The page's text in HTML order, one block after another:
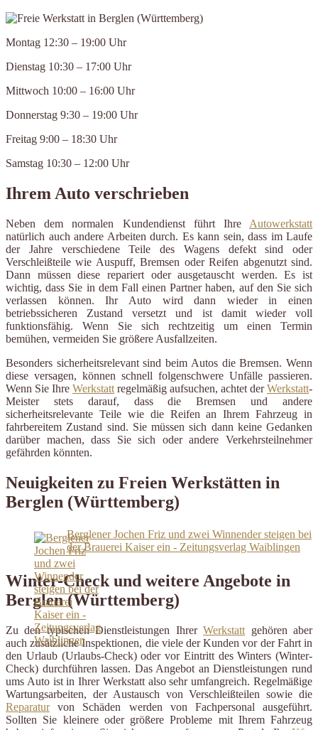
Montag 12:30 – 19:00 Uhr
Dienstag 10:30 – 17:00 Uhr
Mittwoch 10:00 – 16:00 Uhr
Donnerstag 9:30 – 19:00 Uhr
Freitag 9:00 – 18:30 Uhr
Samstag 10:30 – 12:00 Uhr
Ihrem Auto verschrieben
Neben dem normalen Kundendienst führt Ihre Autowerkstatt
natürlich auch andere Arbeiten durch. Es kann sein, dass im Laufe
der Jahre verschiedene Teile des Wagens defekt sind oder
Verschleißteile wie Auspuff, Bremsen oder Reifen abgenutzt sind.
Dann müssen diese repariert oder ausgetauscht werden. Es ist
wichtig, dass Sie in dem Fall einen Partner haben, auf den Sie sich
verlassen können. Ihr Auto wird dann wieder in einen
betriebssicheren Zustand versetzt und ist damit wieder voll
funktionsfähig. Wenn Sie sich rechtzeitig um einen Termin
bemühen, vermeiden Sie größere Ausfallzeiten.
Besonders sicherheitsrelevant sind beim Autos die Bremsen. Wenn
diese versagen, können schnell folgenschwere Unfälle passieren.
Wenn Sie Ihre Werkstatt regelmäßig aufsuchen, achtet derWerkstatt-
Meister stets darauf, dass die Bremsen und andere
sicherheitsrelevante Teile wie die Reifen an Ihrem Fahrzeug in
fahrbereitem Zustand sind. Sie müssen sich dann keine Gedanken
darüber machen, dass Sie sich oder andere Verkehrsteilnehmer
gefährden könnten.
Neuigkeiten zu Freien Werkstätten in
Berglen (Württemberg)
Berglener Jochen Friz und zwei Winnender steigen bei
der Brauerei Kaiser ein - Zeitungsverlag Waiblingen
Winter-Check und weitere Angebote in
Berglen (Württemberg)
Zu den typischen Dienstleistungen IhrerWerkstatt gehören aber
auch zusätzliche Inspektionen, die viele der Kunden vor der Fahrt in
den Urlaub (Urlaubs-Check) oder vor Eintritt des Winters (Winter-
Check) durchführen lassen. Das Angebot an Dienstleistungen rund
ums Auto ist in Ihrer Werkstatt also sehr umfangreich. Regelmäßige
Wartungsarbeiten, der Austausch von Verschleißteilen sowie die
Reparaturvon Schäden werden von Fachpersonal ausgeführt.
Sollten Sie kleinere oder größere Probleme mit Ihrem Fahrzeug